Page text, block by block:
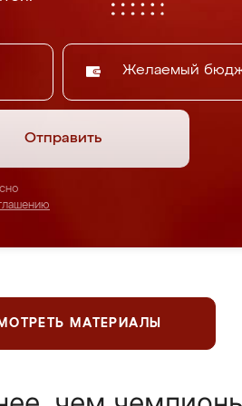
Желаемый
Отправить
МАТЕРИАЛЫ